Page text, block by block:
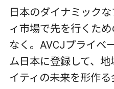
日本のダイナミック
ィ市場で先を行くた
なく。AVCJプライベ
ム日本に登録して、
イティの未来を形作